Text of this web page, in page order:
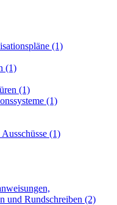
(1)
(1)
(1)
(1)
(1)
und Rundschreiben (2)